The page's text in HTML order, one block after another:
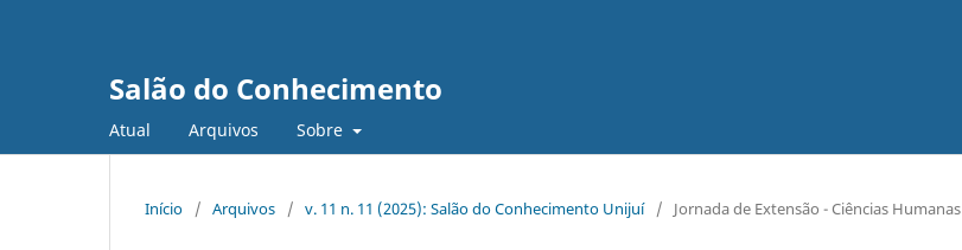
Salão do Conhecimento
Atual Arquivos Sobre
Início / Arquivos / v. 11 n. 11 (2025): Salão do Conhecimento Unijuí / Jornada de Extensão - Ciências Humanas